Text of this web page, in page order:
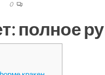
0
полное